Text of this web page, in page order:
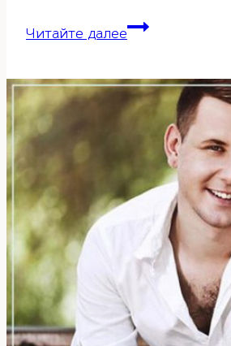
Читайте далееХарактеристики
Часть